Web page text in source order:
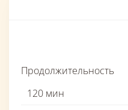
Продолжительность